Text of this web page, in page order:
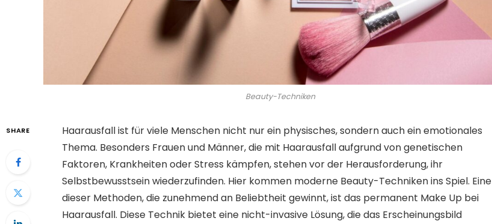
Beauty-Techniken
SHARE
Haarausfall ist für viele Menschen nicht nur ein physisches, sondern auch ein emotionales
Thema. Besonders Frauen und Männer, die mit Haarausfall aufgrund von genetischen
Faktoren, Krankheiten oder Stress kämpfen, stehen vor der Herausforderung, ihr
Selbstbewusstsein wiederzufinden. Hier kommen moderne Beauty-Techniken ins Spiel. Eine
dieser Methoden, die zunehmend an Beliebtheit gewinnt, ist das permanent Make Up bei
Haarausfall. Diese Technik bietet eine nicht-invasive Lösung, die das Erscheinungsbild